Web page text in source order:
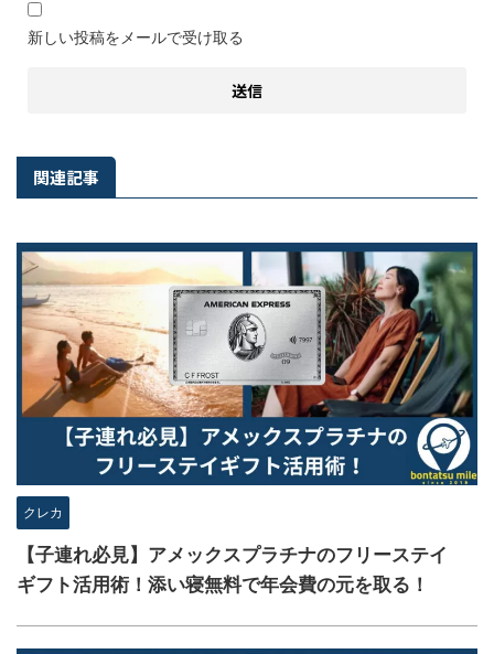
新しい投稿をメールで受け取る
関連記事
クレカ
【子連れ必見】アメックスプラチナのフリーステイ
ギフト活用術！添い寝無料で年会費の元を取る！